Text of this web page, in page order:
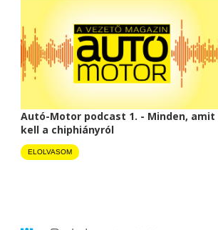
Autó-Motor podcast 1. - Minden,
kell a chiphiányról
ELOLVASOM